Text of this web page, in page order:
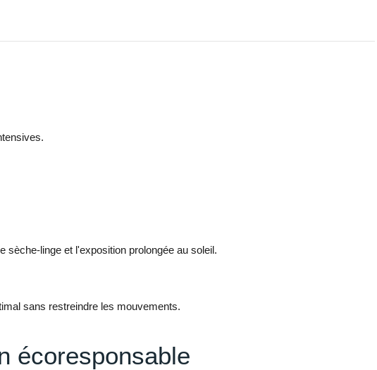
linge et l'exposition prolongée au soleil.
sans restreindre les mouvements.
écoresponsable